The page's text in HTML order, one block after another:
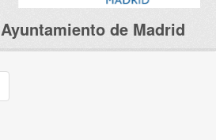
Ayuntamiento de Madrid